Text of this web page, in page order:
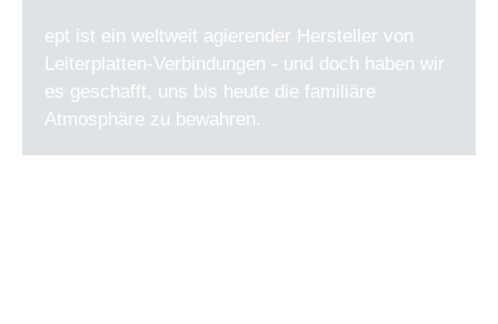
ept ist ein weltweit agierender Hersteller von
Leiterplatten-Verbindungen - und doch haben wir
es geschafft, uns bis heute die familiäre
Atmosphäre zu bewahren.